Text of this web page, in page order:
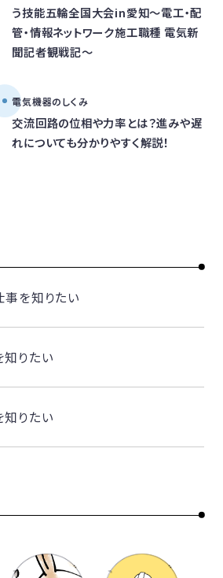
う技能五輪全国大会in愛知～電工・配
管・情報ネットワーク施工職種 電気新
聞記者観戦記～
電気機器のしくみ
交流回路の位相や力率とは？進みや遅
れについても分かりやすく解説！
を知りたい
りたい
りたい